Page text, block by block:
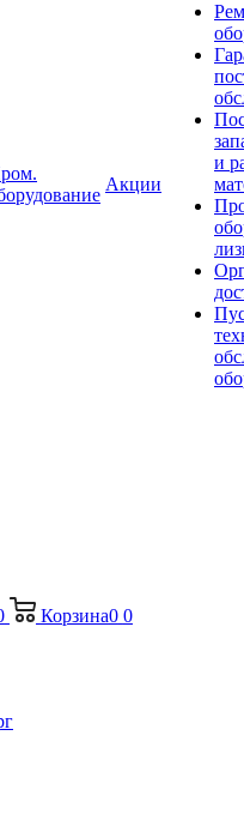
Акции
и
Корзина0 0